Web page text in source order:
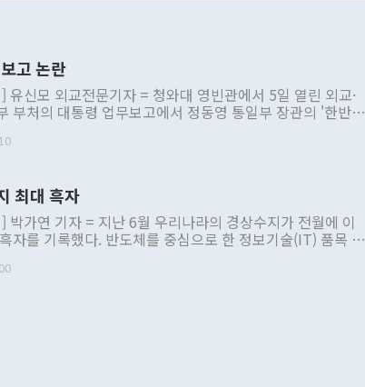
고 논란
유신모 외교전문기자 = 청와대 영빈관에서 5일 열린 외교·
부처의 대통령 업무보고에서 정동영 통일부 장관의 '한반도
부 내 조율을 거치지 않은 사안을 정책으로 추진하겠다고 공
근거한 비현실적 구상'이라는 비판을 내놨다. 그동안 정 장
관련 발언이 물의를 빚은 적은 여러 번 있지만 대통령과 유
공개적으로 부정적 입장을 표명한 것은 이례적이다. 정 장
북 접근법과 월권을 제어해야 한다는 목소리도 높아지고 있
최대 흑자
박가연 기자 = 지난 6월 우리나라의 경상수지가 전월에 이
자를 기록했다. 반도체를 중심으로 한 정보기술(IT) 품목 수
르